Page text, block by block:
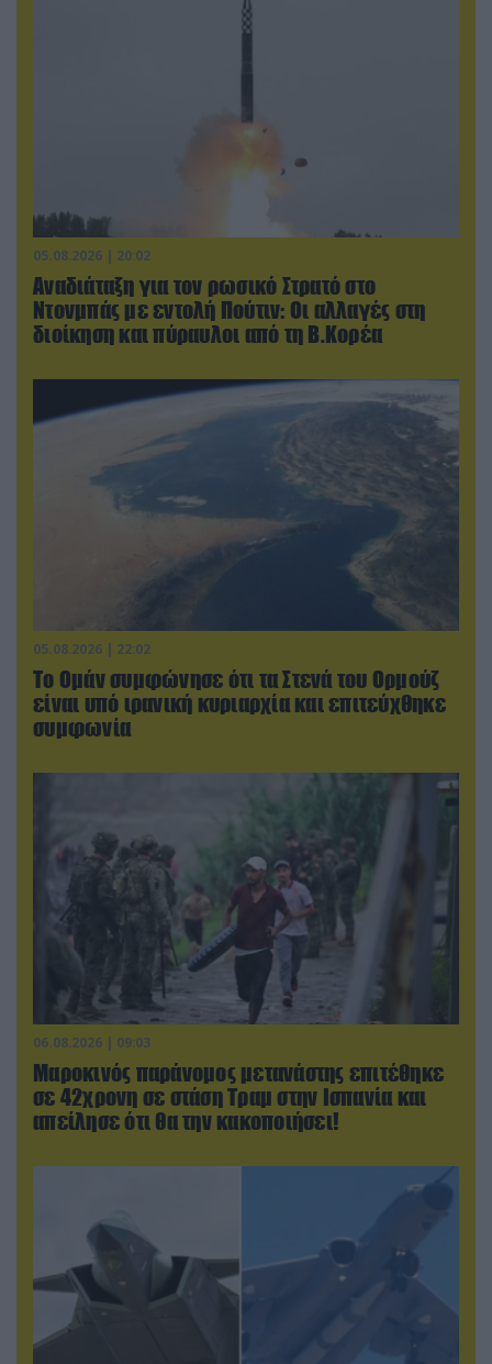
05.08.2026 | 20:02
Αναδιάταξη για τον ρωσικό Στρατό στο
Ντονμπάς με εντολή Πούτιν: Οι αλλαγές στη
διοίκηση και πύραυλοι από τη Β.Κορέα
05.08.2026 | 22:02
Το Ομάν συμφώνησε ότι τα Στενά του Ορμούζ
είναι υπό ιρανική κυριαρχία και επιτεύχθηκε
συμφωνία
06.08.2026 | 09:03
Μαροκινός παράνομος μετανάστης επιτέθηκε
σε 42χρονη σε στάση Τραμ στην Ισπανία και
απείλησε ότι θα την κακοποιήσει!